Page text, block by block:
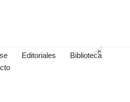
Editoriales
Biblioteca